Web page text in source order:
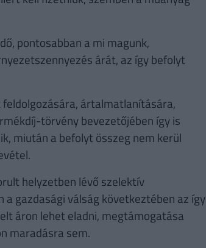
pontosabban a mi magunk,
árát, az így befolyt
ártalmatlanítására,
törvény bevezetőjében így is
miután a befolyt összeg nem kerül
helyzetben lévő szelektív
gazdasági válság következtében az így
áron lehet eladni, megtámogatása
maradásra sem.